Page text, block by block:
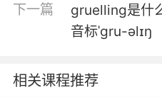
death.
王妃之死的每一个可怕的
7. Led us to a pretty
下一篇
gruelling是什
音标ˈgru-əlɪŋ
相关课程推荐